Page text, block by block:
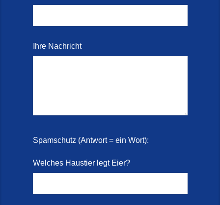
Ihre Nachricht
Spamschutz (Antwort = ein Wort):
Welches Haustier legt Eier?